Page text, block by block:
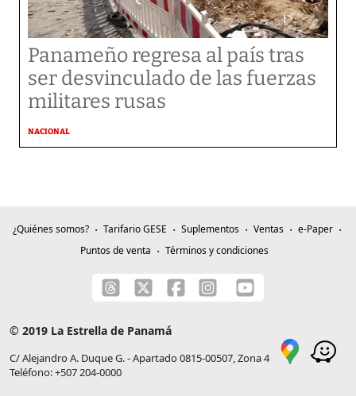
Panameño regresa al país tras
ser desvinculado de las fuerzas
militares rusas
NACIONAL
¿Quiénes somos? Tarifario GESE Suplementos Ventas
e-Paper
Puntos de venta
Términos y condiciones
© 2019 La Estrella de Panamá
C/ Alejandro A. Duque G. - Apartado 0815-00507, Zona 4
Teléfono: +507 204-0000